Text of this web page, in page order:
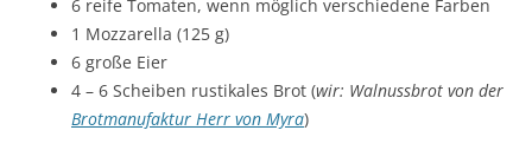
6 reife Tomaten, wenn möglich verschiedene Farben
1 Mozzarella (125 g)
6 große Eier
4 – 6 Scheiben rustikales Brot (wir: Walnussbrot von der
Brotmanufaktur Herr von Myra)